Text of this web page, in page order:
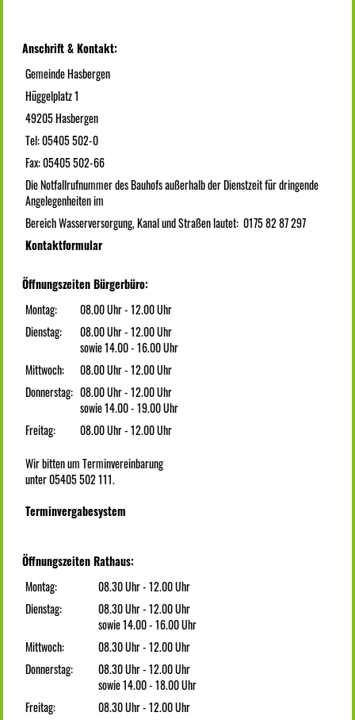
Anschrift & Kontakt:
Gemeinde Hasbergen
Hüggelplatz 1
49205 Hasbergen
Tel: 05405 502-0
Fax: 05405 502-66
Die Notfallrufnummer des Bauhofs außerhalb der Dienstzeit für dringende
Angelegenheiten im
Bereich Wasserversorgung, Kanal und Straßen lautet: 0175 82 87 297
Kontaktformular
Öffnungszeiten Bürgerbüro:
Montag:
08.00 Uhr - 12.00 Uhr
Dienstag:
08.00 Uhr - 12.00 Uhr
sowie 14.00 - 16.00 Uhr
Mittwoch:
08.00 Uhr - 12.00 Uhr
Donnerstag: 08.00 Uhr - 12.00 Uhr
sowie 14.00 - 19.00 Uhr
Freitag:
08.00 Uhr - 12.00 Uhr
Wir bitten um Terminvereinbarung
unter 05405 502 111.
Terminvergabesystem
Öffnungszeiten Rathaus:
Montag:
08.30 Uhr - 12.00 Uhr
Dienstag:
08.30 Uhr - 12.00 Uhr
sowie 14.00 - 16.00 Uhr
Mittwoch:
08.30 Uhr - 12.00 Uhr
Donnerstag:
08.30 Uhr - 12.00 Uhr
sowie 14.00 - 18.00 Uhr
Freitag:
08.30 Uhr - 12.00 Uhr